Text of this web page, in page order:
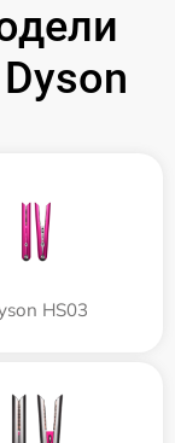
HS03